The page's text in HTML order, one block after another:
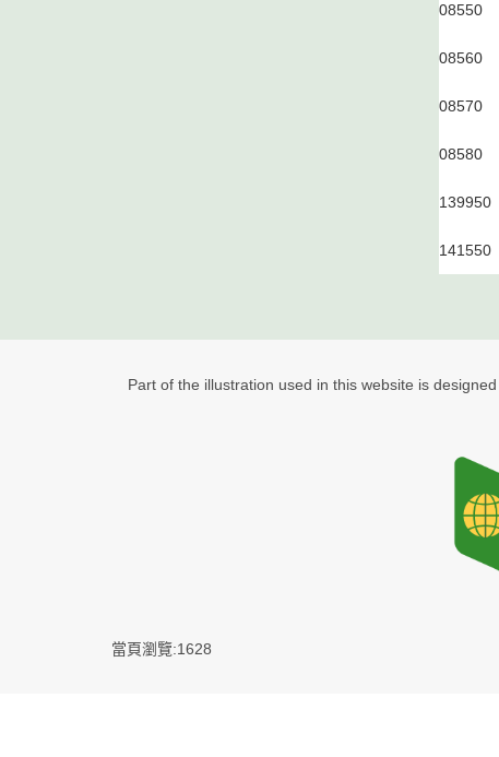
08550
08560
08570
08580
139950
141550
Part of the illustration used in this website is
當頁瀏覽:1628